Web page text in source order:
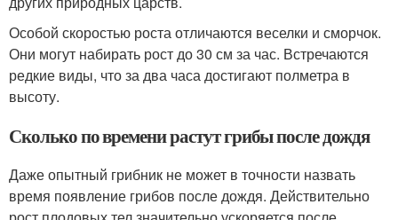
Особой скоростью роста отличаются веселки и сморчок.
Они могут набирать рост до 30 см за час. Встречаются
редкие виды, что за два часа достигают полметра в
высоту.
Сколько по времени растут грибы после дождя
Даже опытный грибник не может в точности назвать
время появление грибов после дождя. Действительно